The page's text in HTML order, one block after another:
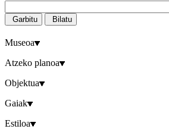
Garbitu Bilatu
Museoa
Atzeko planoa
Objektua
Gaiak
Estiloa